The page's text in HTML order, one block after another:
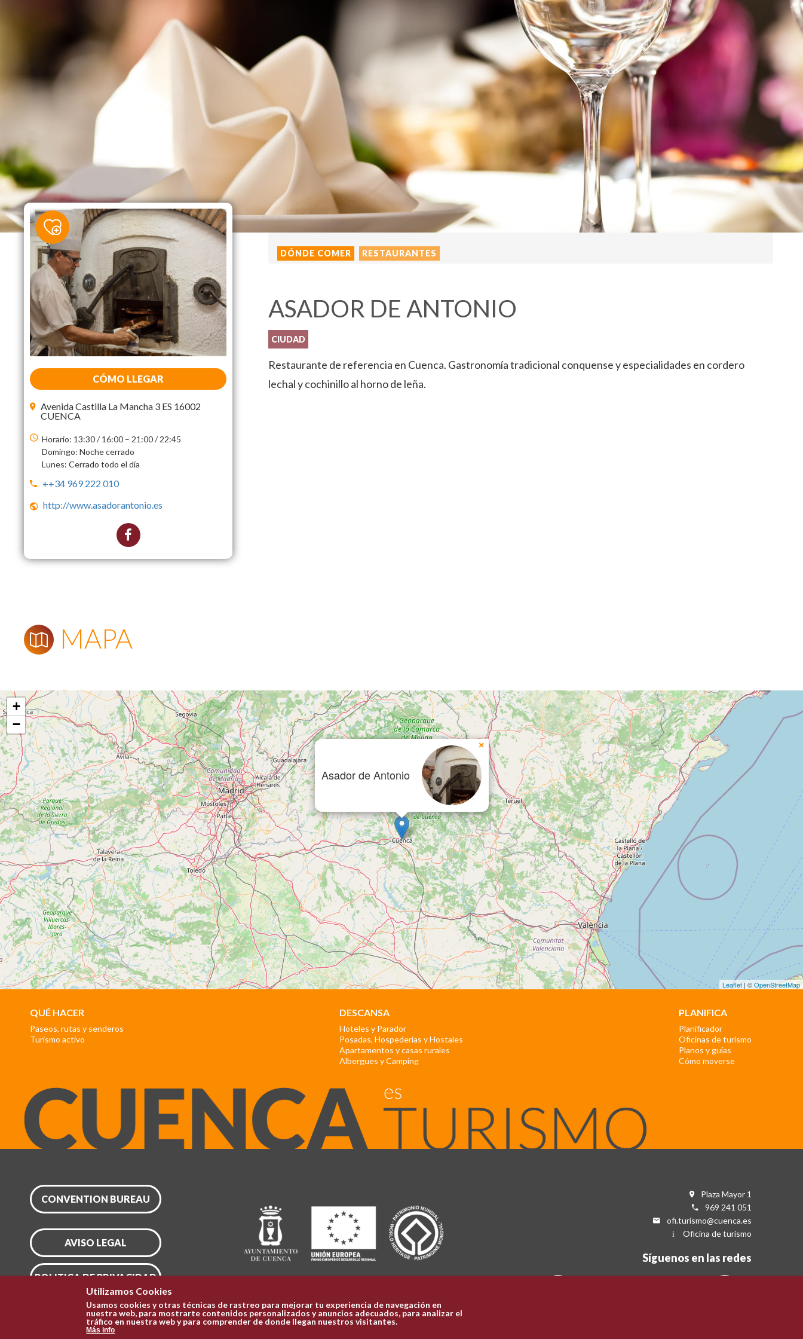
CÓMO LLEGAR
Avenida Castilla La Mancha 3 ES 16002
CUENCA
Horario: 13:30 / 16:00 – 21:00 / 22:45
Domingo: Noche cerrado
Lunes: Cerrado todo el día
++34 969 222 010
http://www.asadorantonio.es
DÓNDE COMER RESTAURANTES
ASADOR DE ANTONIO
CIUDAD
Restaurante de referencia en Cuenca. Gastronomía tradicional conquense y especialidades en cordero
lechal y cochinillo al horno de leña.
MAPA
Asador de Antonio
×
+
−
Leaflet | ©OpenStreetMap
QUÉ HACER
Paseos, rutas y senderos
Turismo activo
DESCANSA
Hoteles y Parador
Posadas, Hospederías y Hostales
Apartamentos y casas rurales
Albergues y Camping
PLANIFICA
Planificador
Oficinas de turismo
Planos y guías
Cómo moverse
CONVENTION BUREAU
AVISO LEGAL
POLITICA DE PRIVACIDAD
CONFIGURAR COOKIES
Plaza Mayor 1
969 241 051
ofi.turismo@cuenca.es
Oficina de turismo
Síguenos en las redes
Utilizamos Cookies
Usamos cookies y otras técnicas de rastreo para mejorar tu experiencia de navegación en
nuestra web, para mostrarte contenidos personalizados y anuncios adecuados, para analizar el
tráfico en nuestra web y para comprender de donde llegan nuestros visitantes.
Más info